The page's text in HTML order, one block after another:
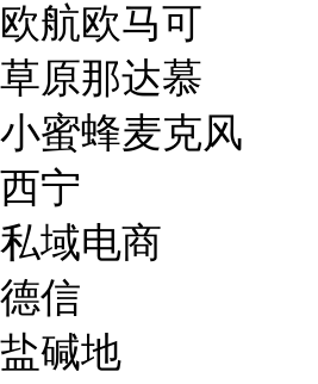
欧航欧马可
草原那达慕
小蜜蜂麦克风
西宁
私域电商
德信
盐碱地